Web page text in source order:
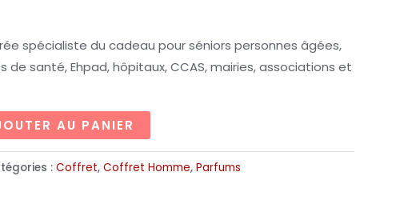
spécialiste du cadeau pour séniors personnes âgées,
de santé, Ehpad, hôpitaux, CCAS, mairies, associations et
AU PANIER
: Coffret, Coffret Homme, Parfums